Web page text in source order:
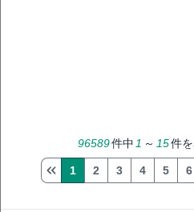
96589件中 1 ～ 15件
1 2 3 4 5 6